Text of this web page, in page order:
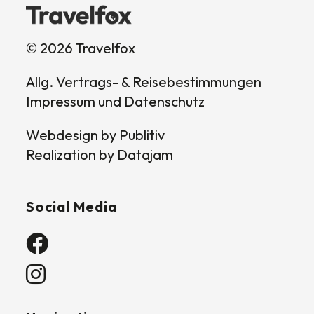
d
e
e
r
.
© 2026 Travelfox
Allg. Vertrags- & Reisebestimmungen
Impressum und Datenschutz
Webdesign by Publitiv
Realization by Datajam
Social Media